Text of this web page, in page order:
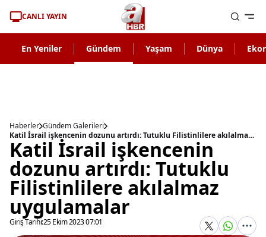
CANLI YAYIN
En Yeniler Gündem Yaşam Dünya
Haberler Gündem Galerileri
Katil İsrail işkencenin dozunu artırdı: Tutuklu Filistinlilere akılalmaz uygulamalar
Katil İsrail işkencenin
dozunu artırdı: Tutuklu
Filistinlilere akılalmaz
uygulamalar
Giriş Tarihi:25 Ekim 2023 07:01